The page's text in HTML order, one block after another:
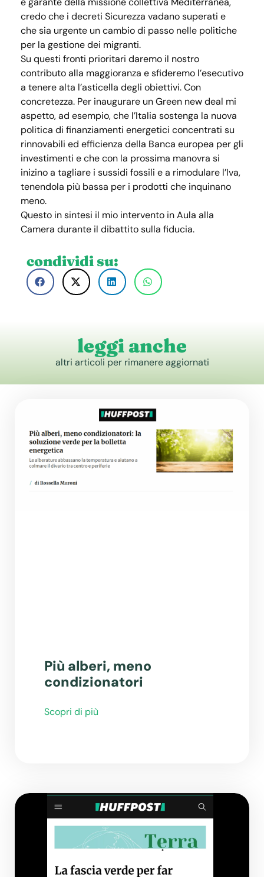
condividi su:
credo che i decreti Sicurezza vadano superati e
che sia urgente un cambio di passo nelle politiche
per la gestione dei migranti.
Su questi fronti prioritari daremo il nostro
contributo alla maggioranza e sfideremo l’esecutivo
a tenere alta l’asticella degli obiettivi. Con
concretezza. Per inaugurare un Green new deal mi
aspetto, ad esempio, che l’Italia sostenga la nuova
politica di finanziamenti energetici concentrati su
rinnovabili ed efficienza della Banca europea per gli
investimenti e che con la prossima manovra si
inizino a tagliare i sussidi fossili e a rimodulare l’Iva,
tenendola più bassa per i prodotti che inquinano
meno.
Questo in sintesi il mio intervento in Aula alla
Camera durante il dibattito sulla fiducia.
leggi anche
altri articoli per rimanere aggiornati
Più alberi, meno
condizionatori
Scopri di più